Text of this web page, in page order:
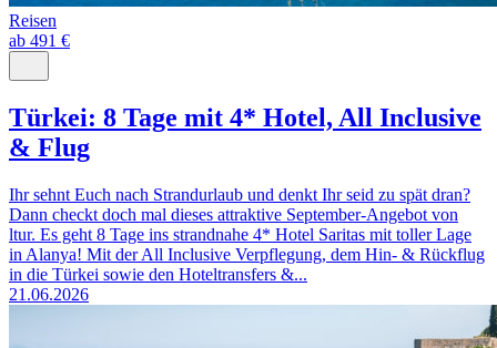
Reisen
ab 491 €
Türkei: 8 Tage mit 4* Hotel, All Inclusive
& Flug
Ihr sehnt Euch nach Strandurlaub und denkt Ihr seid zu spät dran?
Dann checkt doch mal dieses attraktive September-Angebot von
ltur. Es geht 8 Tage ins strandnahe 4* Hotel Saritas mit toller Lage
in Alanya! Mit der All Inclusive Verpflegung, dem Hin- & Rückflug
in die Türkei sowie den Hoteltransfers &...
21.06.2026